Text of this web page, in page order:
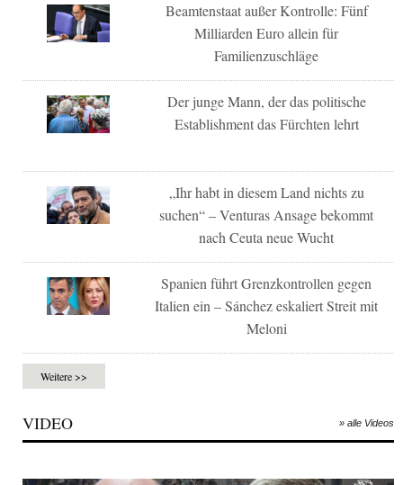
Beamtenstaat außer Kontrolle: Fünf
Milliarden Euro allein für
Familienzuschläge
Der junge Mann, der das politische
Establishment das Fürchten lehrt
„Ihr habt in diesem Land nichts zu
suchen“ – Venturas Ansage bekommt
nach Ceuta neue Wucht
Spanien führt Grenzkontrollen gegen
Italien ein – Sánchez eskaliert Streit mit
Meloni
Weitere >>
VIDEO » alle Videos